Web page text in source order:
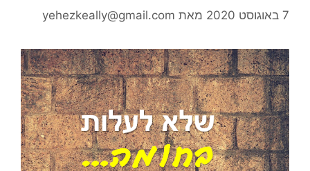
7 באוגוסט 2020 מאת yehezkeally@gmail.com